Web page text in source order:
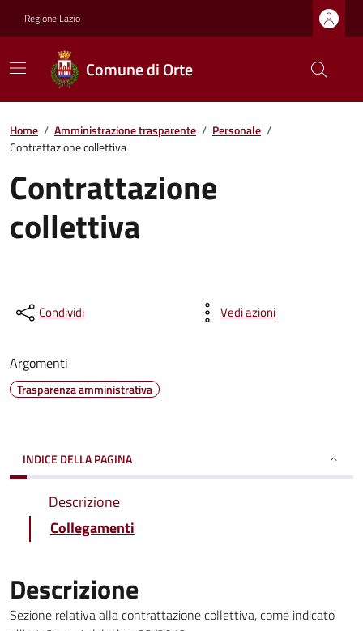
Regione Lazio
Comune di Orte
Home / Amministrazione trasparente / Personale /
Contrattazione collettiva
Contrattazione
collettiva
Condividi Vedi azioni
Argomenti
Trasparenza amministrativa
INDICE DELLA PAGINA
Descrizione
Collegamenti
Descrizione
Sezione relativa alla contrattazione collettiva, come indicato